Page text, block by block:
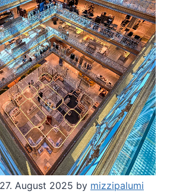
August 2025 by mizzipalumi